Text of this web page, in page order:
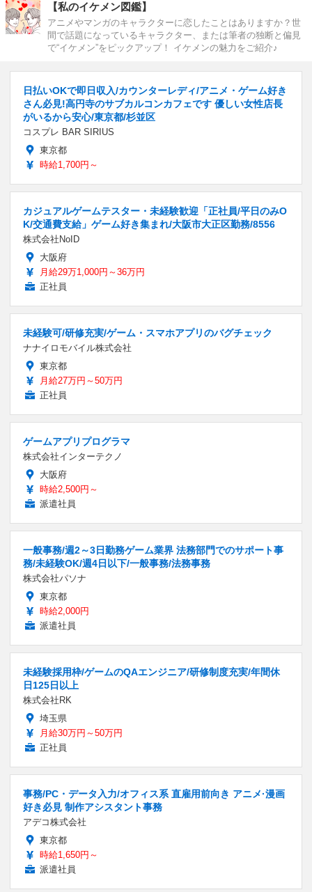
【私のイケメン図鑑】
アニメやマンガのキャラクターに恋したことはありますか？世
間で話題になっているキャラクター、または筆者の独断と偏見
で“イケメン”をピックアップ！ イケメンの魅力をご紹介♪
日払いOKで即日収入/カウンターレディ/アニメ・ゲーム好き
さん必見!高円寺のサブカルコンカフェです 優しい女性店長
がいるから安心/東京都/杉並区
コスプレ BAR SIRIUS
東京都
時給1,700円～
カジュアルゲームテスター・未経験歓迎「正社員/平日のみO
K/交通費支給」ゲーム好き集まれ/大阪市大正区勤務/8556
株式会社NoID
大阪府
月給29万1,000円～36万円
正社員
未経験可/研修充実/ゲーム・スマホアプリのバグチェック
ナナイロモバイル株式会社
東京都
月給27万円～50万円
正社員
ゲームアプリプログラマ
株式会社インターテクノ
大阪府
時給2,500円～
派遣社員
一般事務/週2～3日勤務ゲーム業界 法務部門でのサポート事
務/未経験OK/週4日以下/一般事務/法務事務
株式会社パソナ
東京都
時給2,000円
派遣社員
未経験採用枠/ゲームのQAエンジニア/研修制度充実/年間休
日125日以上
株式会社RK
埼玉県
月給30万円～50万円
正社員
事務/PC・データ入力/オフィス系 直雇用前向き アニメ·漫画
好き必見 制作アシスタント事務
アデコ株式会社
東京都
時給1,650円～
派遣社員